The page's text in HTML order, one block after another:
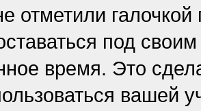
отметили галочкой
под
время. Это
вашей